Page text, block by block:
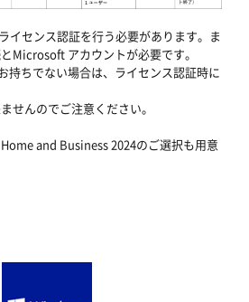
イセンス認証を行う必要があります。ま
Microsoft アカウントが必要です。
持ちでない場合は、ライセンス認証時に
せんのでご注意ください。
and Business 2024のご選択も用意